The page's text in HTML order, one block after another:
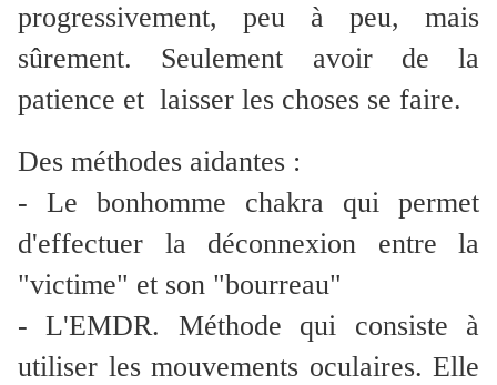
progressivement, peu à peu, mais
sûrement. Seulement avoir de la
patience et laisser les choses se faire.
Des méthodes aidantes :
- Le bonhomme chakra qui permet
d'effectuer la déconnexion entre la
"victime" et son "bourreau"
- L'EMDR. Méthode qui consiste à
utiliser les mouvements oculaires. Elle